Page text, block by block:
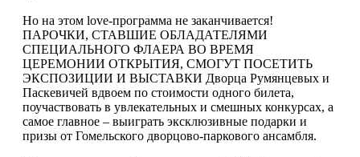
Но на этом love-программа не заканчивается!
ПАРОЧКИ, СТАВШИЕ ОБЛАДАТЕЛЯМИ
СПЕЦИАЛЬНОГО ФЛАЕРА ВО ВРЕМЯ
ЦЕРЕМОНИИ ОТКРЫТИЯ, СМОГУТ ПОСЕТИТЬ
ЭКСПОЗИЦИИ И ВЫСТАВКИ Дворца Румянцевых и
Паскевичей вдвоем по стоимости одного билета,
поучаствовать в увлекательных и смешных конкурсах, а
самое главное – выиграть эксклюзивные подарки и
призы от Гомельского дворцово-паркового ансамбля.